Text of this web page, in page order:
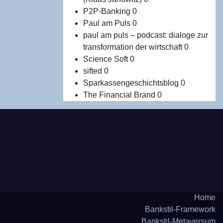
P2P-Banking 0
Paul am Puls 0
paul am puls – podcast: dialoge zur
transformation der wirtschaft0
Science Soft0
sifted 0
Sparkassengeschichtsblog 0
The Financial Brand 0
Home
Bank­stil-Frame­work
Bank­stil-Meta­ver­sum